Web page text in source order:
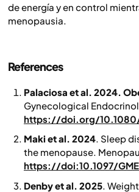
de energía y en control
menopausia.
References
Palaciosa et al. 2024.
Gynecological
https://doi.org/
Maki et al. 2024. Sleep
the menopause.
https://doi:10.1097/
Denby et al. 2025.